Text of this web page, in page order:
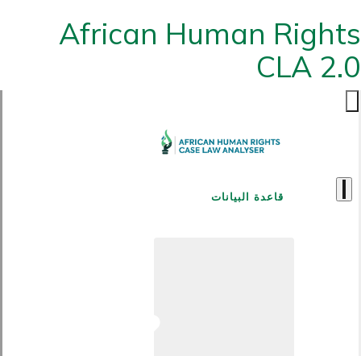
African Human Rights
CLA 2.0
قاعدة البيانات